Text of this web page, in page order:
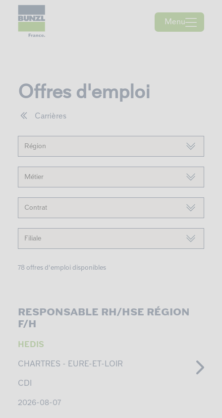
content
Menu
Offres d'emploi
Carrières
78 offres d'emploi disponibles
RESPONSABLE RH/HSE RÉGION
F/H
HEDIS
CHARTRES - EURE-ET-LOIR
CDI
2026-08-07